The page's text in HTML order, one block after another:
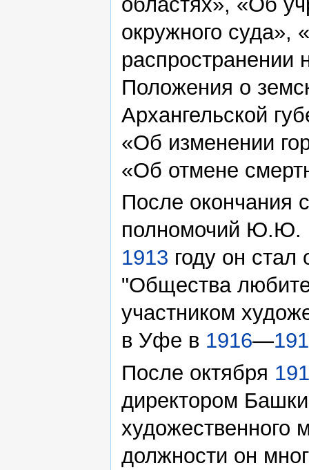
окружного
распространении
Положения о
Архангельской
«Об изменении
«Об отмене
После окончания
полномочий Ю.Ю.
1913 году он стал
"Общества
участником
в Уфе в 1916—
После октября
директором
художественного
должности он